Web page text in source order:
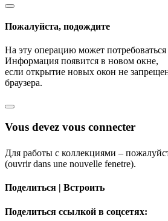
Пожалуйста, подождите
На эту операцию может потребоваться
Информация появится в новом окне,
если открытие новых окон не
браузера.
Vous devez vous connecter
Для работы с коллекциями –
(ouvrir dans une nouvelle fenetre).
Поделиться | Встроить
Поделиться ссылкой в соцсетях: